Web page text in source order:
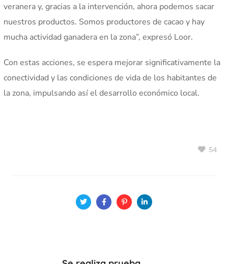
veranera y, gracias a la intervención, ahora podemos sacar
nuestros productos. Somos productores de cacao y hay
mucha actividad ganadera en la zona”, expresó Loor.
Con estas acciones, se espera mejorar significativamente la
conectividad y las condiciones de vida de los habitantes de
la zona, impulsando así el desarrollo económico local.
54